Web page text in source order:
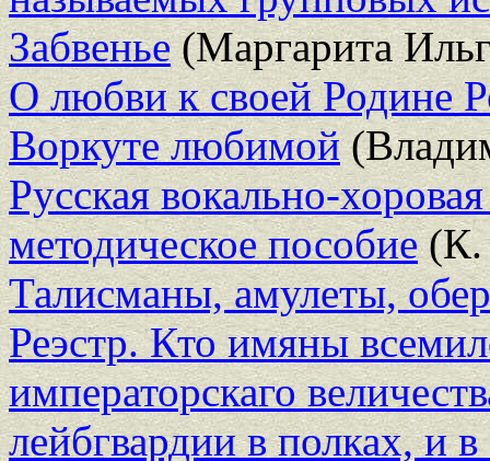
Забвенье(Маргарита
О любви к своей Родине
Воркуте любимой
Русская вокально-
методическое пособие(К.
Талисманы, амулеты,
Реэстр. Кто имяны
императорскаго
лейбгвардии в полках, и